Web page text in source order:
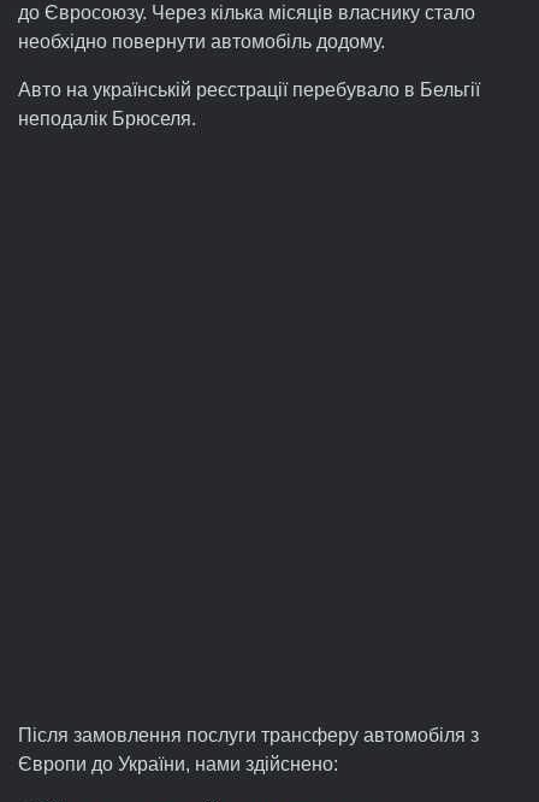
до Євросоюзу. Через кілька місяців власнику стало
необхідно повернути автомобіль додому.
Авто на українській реєстрації перебувало в Бельгії
неподалік Брюселя.
Після замовлення послуги трансферу автомобіля з
Європи до України, нами здійснено: